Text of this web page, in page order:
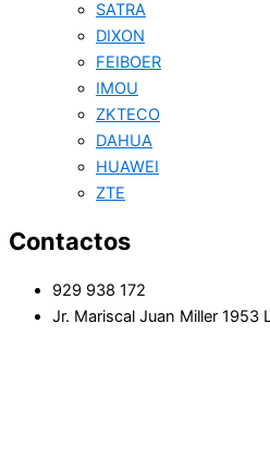
SATRA
DIXON
FEIBOER
IMOU
ZKTECO
DAHUA
HUAWEI
ZTE
Contactos
929 938 172
Jr. Mariscal Juan Miller 1953